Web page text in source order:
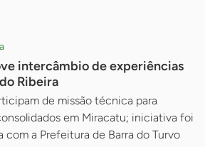
intercâmbio de experiências
Ribeira
de missão técnica para
em Miracatu; iniciativa foi
com a Prefeitura de Barra do Turvo